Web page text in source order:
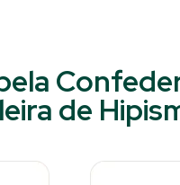
de